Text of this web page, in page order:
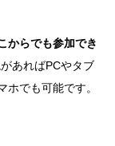
からでも参加でき
あればPCやタブ
でも可能です。